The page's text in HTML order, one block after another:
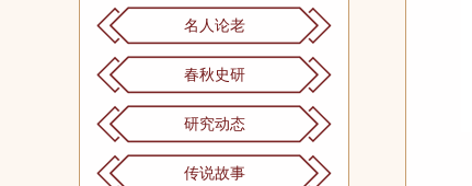
名人论老
春秋史研
研究动态
传说故事